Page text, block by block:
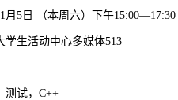
月 5日 （本周六）下午15:00—17:30
学生活动中心多媒体513
测试，C++